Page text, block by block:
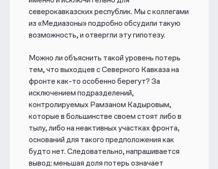
северокавказских республик. Мы с коллегами
из «Медиазоны» подробно обсудили такую
возможность, и отвергли эту гипотезу.
Можно ли объяснить такой уровень потерь
тем, что выходцев с Северного Кавказа на
фронте как-то особенно берегут? За
исключением подразделений,
контролируемых Рамзаном Кадыровым,
которые в большинстве своем стоят либо в
тылу, либо на неактивных участках фронта,
оснований для такого предположения как
будто нет. Следовательно, напрашивается
вывод: меньшая доля потерь означает